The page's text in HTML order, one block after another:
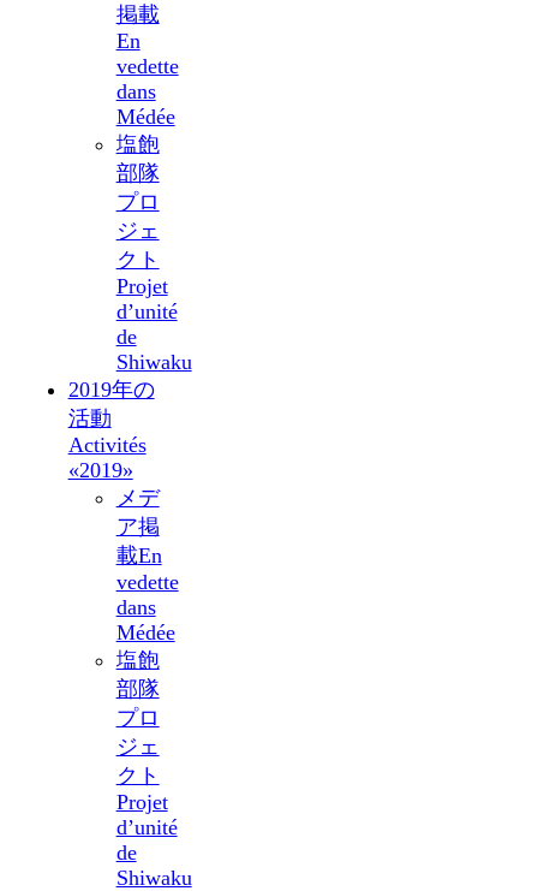
掲載
En
vedette
dans
Médée
塩飽
部隊
プロ
ジェ
クト
Projet
d’unité
de
Shiwaku
2019年の
活動
Activités
«2019»
メデ
ア掲
載En
vedette
dans
Médée
塩飽
部隊
プロ
ジェ
クト
Projet
d’unité
de
Shiwaku